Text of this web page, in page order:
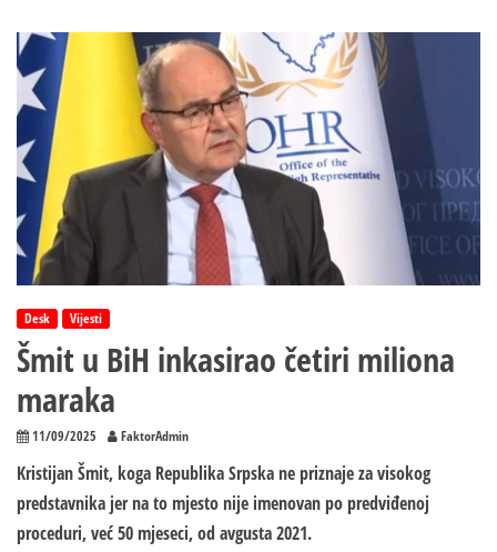
Desk Vijesti
Šmit u BiH inkasirao četiri miliona
maraka
11/09/2025 FaktorAdmin
Kristijan Šmit, koga Republika Srpska ne priznaje za visokog
predstavnika jer na to mjesto nije imenovan po predviđenoj
proceduri, već 50 mjeseci, od avgusta 2021.